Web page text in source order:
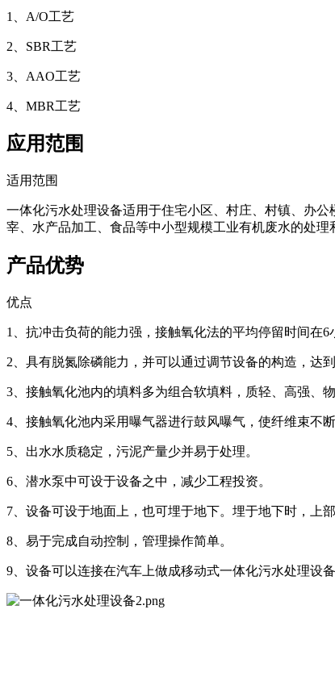
1、A/O工艺
2、SBR工艺
3、AAO工艺
4、MBR工艺
应用范围
适用范围
一体化污水处理设备适用于住宅小区、村庄、村镇、办
宰、水产品加工、食品等中小型规模工业有机废水的处
产品优势
优点
1、抗冲击负荷的能力强，接触氧化法的平均停留时间在6
2、具有脱氮除磷能力，并可以通过调节设备的构造，达
3、接触氧化池内的填料多为组合软填料，质轻、高强、
4、接触氧化池内采用曝气器进行鼓风曝气，使纤维束不
5、出水水质稳定，污泥产量少并易于处理。
6、潜水泵中可设于设备之中，减少工程投资。
7、设备可设于地面上，也可埋于地下。埋于地下时，上
8、易于完成自动控制，管理操作简单。
9、设备可以连接在汽车上做成移动式一体化污水处理设备